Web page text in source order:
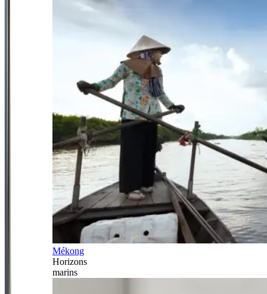
Mékong
Horizons
marins